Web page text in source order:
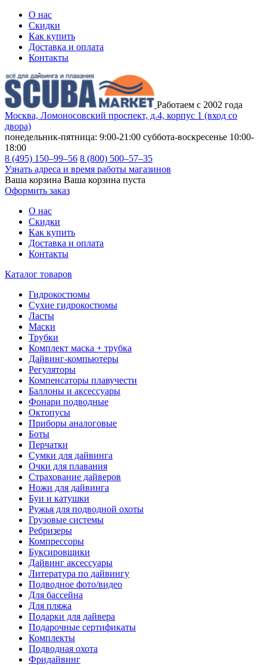
О нас
Скидки
Как купить
Доставка и оплата
Контакты
Работаем с 2002 года
Москва, Ломоносовский проспект, д.4, корпус 1 (вход со
двора)
понедельник-пятница: 9:00-21:00 суббота-воскресенье 10:00-
18:00
8 (495) 150–99–56 8 (800) 500–57–35
Узнать адреса и время работы магазинов
Ваша корзина Ваша корзина пуста
Оформить заказ
О нас
Скидки
Как купить
Доставка и оплата
Контакты
Каталог товаров
Гидрокостюмы
Сухие гидрокостюмы
Ласты
Маски
Трубки
Комплект маска + трубка
Дайвинг-компьютеры
Регуляторы
Компенсаторы плавучести
Баллоны и аксессуары
Фонари подводные
Октопусы
Приборы аналоговые
Боты
Перчатки
Сумки для дайвинга
Очки для плавания
Страхование дайверов
Ножи для дайвинга
Буи и катушки
Ружья для подводной охоты
Грузовые системы
Ребризеры
Компрессоры
Буксировщики
Дайвинг аксессуары
Литература по дайвингу
Подводное фото/видео
Для бассейна
Для пляжа
Подарки для дайвера
Подарочные сертификаты
Комплекты
Подводная охота
Фридайвинг